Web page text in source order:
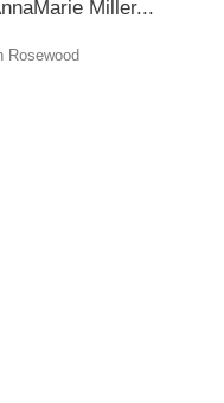
Miller...
Rosewood